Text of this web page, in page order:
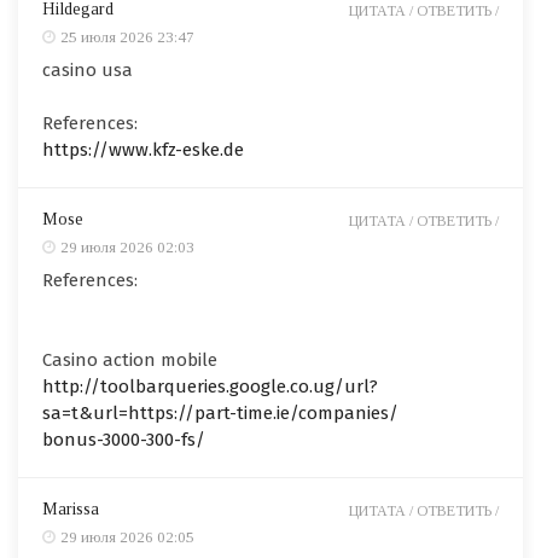
Hildegard
25 июля 2026 23:47
casino usa
References:
https://www.kfz-eske.de
ЦИТАТА / ОТВЕТИТЬ /
Mose
29 июля 2026 02:03
References:
Casino action mobile
http://toolbarqueries.google.co.ug/url?
sa=t&url=https://part-time.ie/companies/
bonus-3000-300-fs/
ЦИТАТА / ОТВЕТИТЬ /
Marissa
29 июля 2026 02:05
ЦИТАТА / ОТВЕТИТЬ /